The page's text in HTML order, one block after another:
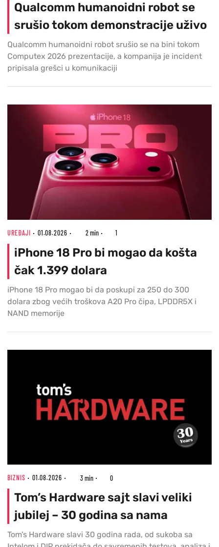
Qualcomm humanoidni robot se
srušio tokom demonstracije uživo
Qualcomm humanoidni robot srušio se na bini tokom
Computex 2026 prezentacije, a kompanija je incident
pripisala grešci u komunikaciji
UREĐAJI 01.08.2026 2 min 1
iPhone 18 Pro bi mogao da košta
čak 1.399 dolara
iPhone 18 Pro mogao bi da poskupi za 250 do 300
dolara zbog većih troškova A20 Pro čipa, LPDDR5X i
NAND memorije
BIZNIS 01.08.2026 3 min 0
Tom’s Hardware sajt slavi veliki
jubilej – 30 godina sa nama
Tom’s Hardware slavi 30 godina rada, od sukoba sa